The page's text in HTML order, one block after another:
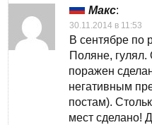
Макс:
30.11.2014 в 11:53
В сентябре по
Поляне,
поражен
негативным
постам).
мест сделано!